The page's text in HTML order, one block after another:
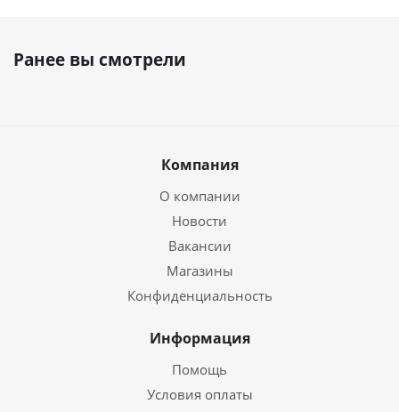
Ранее вы смотрели
Компания
О компании
Новости
Вакансии
Магазины
Конфиденциальность
Информация
Помощь
Условия оплаты